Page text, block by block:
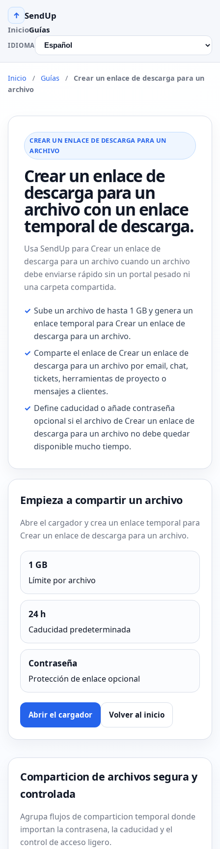
↑ SendUp
InicioGuías
IDIOMA
Inicio / Guías /
Crear un enlace de descarga para un
archivo
CREAR UN ENLACE DE DESCARGA PARA UN
ARCHIVO
Crear un enlace de
descarga para un
archivo con un enlace
temporal de descarga.
Usa SendUp para Crear un enlace de
descarga para un archivo cuando un archivo
debe enviarse rápido sin un portal pesado ni
una carpeta compartida.
✓ Sube un archivo de hasta 1 GB y genera un
enlace temporal para Crear un enlace de
descarga para un archivo.
✓ Comparte el enlace de Crear un enlace de
descarga para un archivo por email, chat,
tickets, herramientas de proyecto o
mensajes a clientes.
✓ Define caducidad o añade contraseña
opcional si el archivo de Crear un enlace de
descarga para un archivo no debe quedar
disponible mucho tiempo.
Empieza a compartir un archivo
Abre el cargador y crea un enlace temporal para
Crear un enlace de descarga para un archivo.
1 GB
Límite por archivo
24 h
Caducidad predeterminada
Contraseña
Protección de enlace opcional
Abrir el cargador Volver al inicio
Comparticion de archivos segura y
controlada
Agrupa flujos de comparticion temporal donde
importan la contrasena, la caducidad y el
control de acceso ligero.